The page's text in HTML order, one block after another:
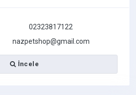
02323817122
nazpetshop@gmail.com
İncele